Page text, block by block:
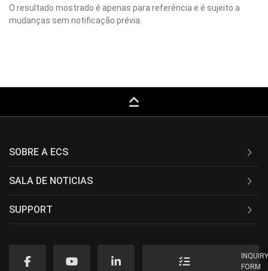
O resultado mostrado é apenas para referência e é sujeito a
mudanças sem notificação prévia.
keyboard_capslock
SOBRE A ECS
SALA DE NOTICIAS
SUPPORT
FORM